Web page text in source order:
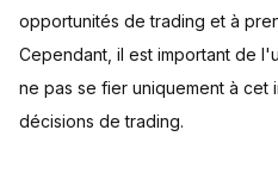
opportunités de trading et à
Cependant, il est important de
ne pas se fier uniquement à
décisions de trading.